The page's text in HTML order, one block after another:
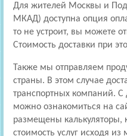
Для жителей Москвы и
МКАД) доступна опция
то не устроит, вы можете
Стоимость доставки при
Также мы отправляем
страны. В этом случае
транспортных компаний.
можно ознакомиться на
размещены калькуляторы,
стоимость услуг исходя